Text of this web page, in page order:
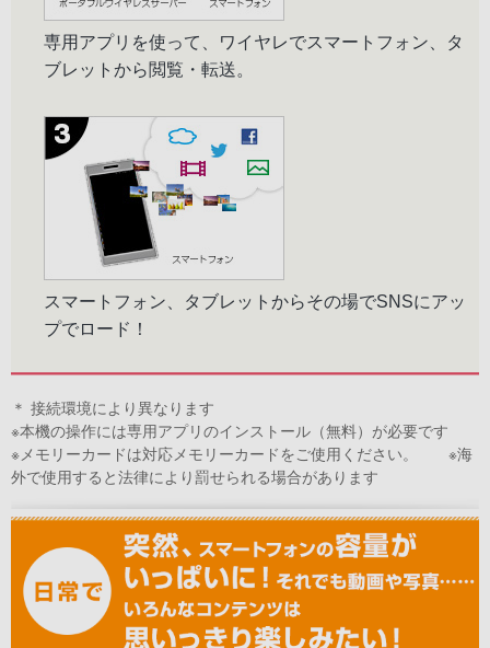
専用アプリを使って、ワイヤレでスマートフォン、タ
ブレットから閲覧・転送。
スマートフォン、タブレットからその場でSNSにアッ
プでロード！
＊ 接続環境により異なります
※本機の操作には専用アプリのインストール（無料）が必要です
※メモリーカードは対応メモリーカードをご使用ください。 ※海
外で使用すると法律により罰せられる場合があります